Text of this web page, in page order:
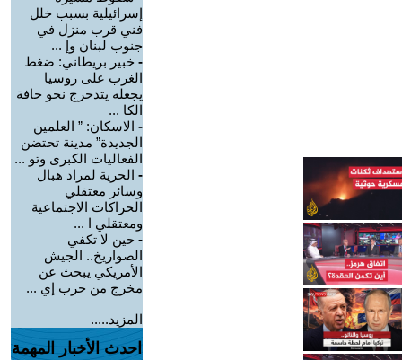
إسرائيلية بسبب خلل
فني قرب منزل في
جنوب لبنان وإ ...
- خبير بريطاني: ضغط
الغرب على روسيا
يجعله يتدحرج نحو حافة
الكا ...
- الاسكان: ” العلمين
الجديدة” مدينة تحتضن
الفعاليات الكبرى وتو ...
- الحرية لمراد هبال
وسائر معتقلي
الحراكات الاجتماعية
ومعتقلي ا ...
- حين لا تكفي
الصواريخ.. الجيش
الأمريكي يبحث عن
مخرج من حرب إي ...
المزيد.....
احدث الأخبار المهمة